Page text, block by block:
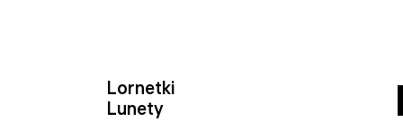
Lornetki
Lunety